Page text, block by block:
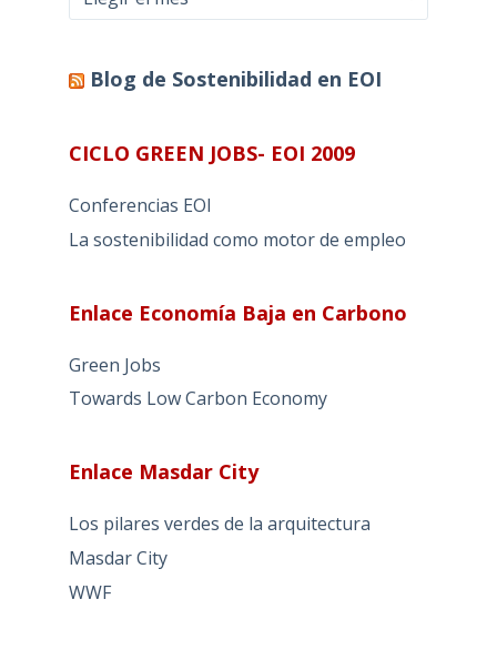
Blog de Sostenibilidad en EOI
CICLO GREEN JOBS- EOI 2009
Conferencias EOI
La sostenibilidad como motor de empleo
Enlace Economía Baja en Carbono
Green Jobs
Towards Low Carbon Economy
Enlace Masdar City
Los pilares verdes de la arquitectura
Masdar City
WWF